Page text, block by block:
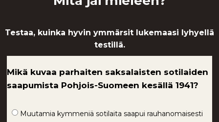
Testaa, kuinka hyvin ymmärsit lukemaasi lyhyellä
testillä.
Mikä kuvaa parhaiten saksalaisten sotilaiden
saapumista Pohjois-Suomeen kesällä 1941?
Muutamia kymmeniä sotilaita saapui rauhanomaisesti